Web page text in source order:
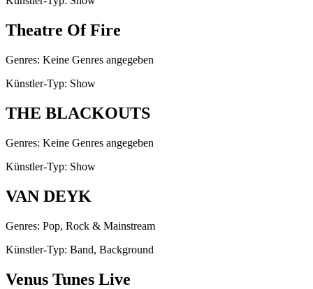
Theatre Of Fire
Genres: Keine Genres angegeben
Künstler-Typ: Show
THE BLACKOUTS
Genres: Keine Genres angegeben
Künstler-Typ: Show
VAN DEYK
Genres: Pop, Rock & Mainstream
Künstler-Typ: Band, Background
Venus Tunes Live